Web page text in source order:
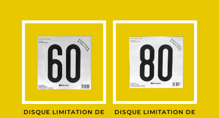
DISQUE LIMITATION DE
DISQUE LIMITATION DE